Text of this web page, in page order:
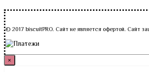
© 2017 biscuitPRO. Сайт не является офертой. Сайт
×